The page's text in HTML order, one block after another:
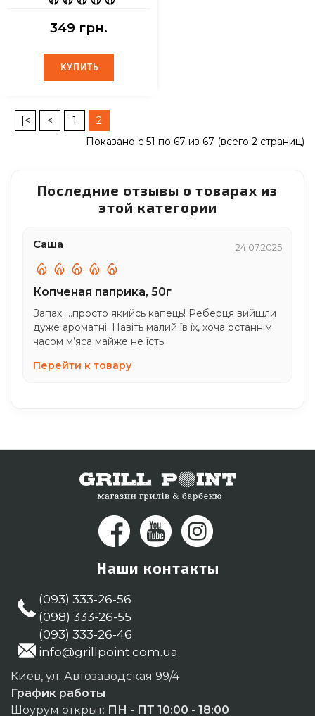
349 грн.
КУПИТЬ
КУПИТЬ
|< < 1
2
Показано с 51 по 67 из 67 (всего 2 страниц)
Последние отзывы о товарах из
этой категории
Саша 24.07.2025
Копченая паприка, 50г
Запах.....просто якийсь капець! Реберця вийшли
дуже ароматні. Навіть малий їв їх, хоча останнім
часом м’яса майже не їсть
Перейти к товару
Наши контакты
(093) 333-26-56
(098) 333-26-55
(093) 333-26-46
info@grillpoint.com.ua
Киев, ул. Автозаводская 99/4
График работы
Шоурум открыт: ПН - ПТ 10:00 - 18:00